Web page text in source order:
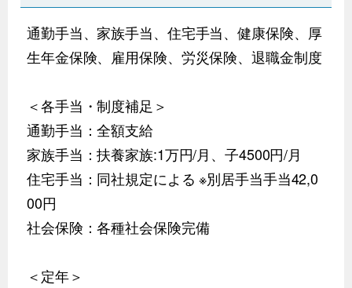
通勤手当、家族手当、住宅手当、健康保険、厚
生年金保険、雇用保険、労災保険、退職金制度
＜各手当・制度補足＞
通勤手当：全額支給
家族手当：扶養家族:1万円/月、子4500円/月
住宅手当：同社規定による ※別居手当手当42,0
00円
社会保険：各種社会保険完備
＜定年＞